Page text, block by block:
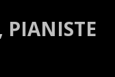
PIANISTE